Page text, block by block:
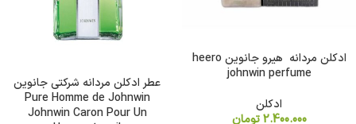
ادکلن مردانه هیرو جانوین heero
johnwin perfume
ادکلن
2.400.000 تومان
عطر ادکلن مردانه شرکتی جانوین
Pure Homme de Johnwin
Johnwin Caron Pour Un